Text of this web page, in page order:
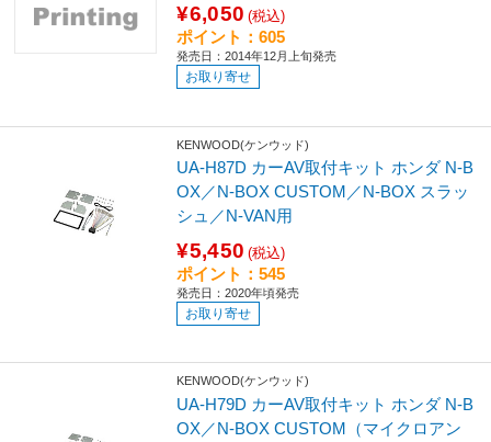
¥6,050 (税込)
ポイント：605
発売日：2014年12月上旬発売
お取り寄せ
KENWOOD(ケンウッド)
UA-H87D カーAV取付キット ホンダ N-B
OX／N-BOX CUSTOM／N-BOX スラッ
シュ／N-VAN用
¥5,450 (税込)
ポイント：545
発売日：2020年頃発売
お取り寄せ
KENWOOD(ケンウッド)
UA-H79D カーAV取付キット ホンダ N-B
OX／N-BOX CUSTOM（マイクロアン